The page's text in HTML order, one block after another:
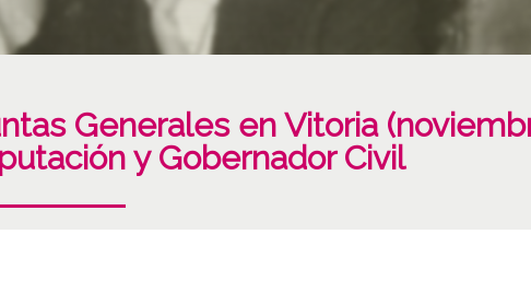
Generales en Vitoria
y Gobernador Civil